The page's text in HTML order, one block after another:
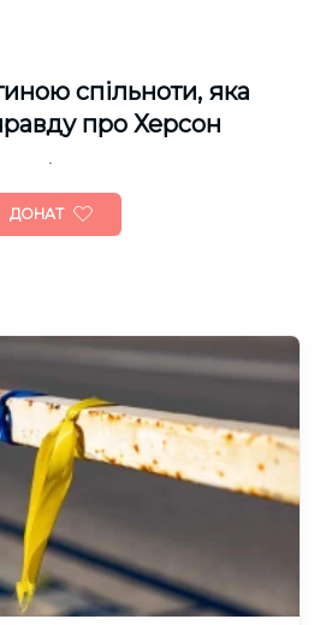
спільноти, яка
про Херсон
ДОНАТ